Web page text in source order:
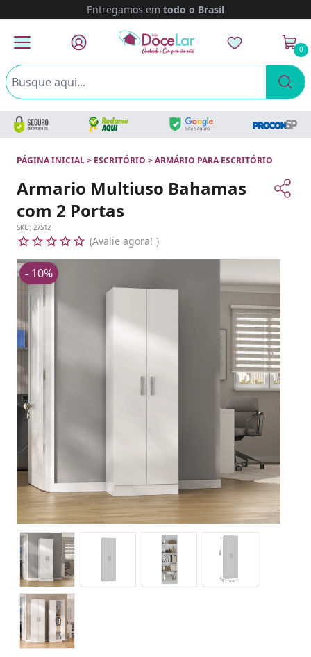
Entregamos em todo o Brasil
0
PÁGINA INICIAL> ESCRITÓRIO >ARMÁRIO PARA ESCRITÓRIO
Armario Multiuso Bahamas
com 2 Portas
SKU: 27512
Avalie agora!
- 10%